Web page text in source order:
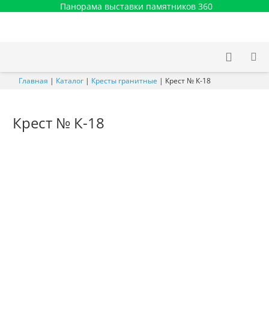
Панорама выставки памятников 360
Главная | Каталог | Кресты гранитные | Крест № К-18
Крест № К-18